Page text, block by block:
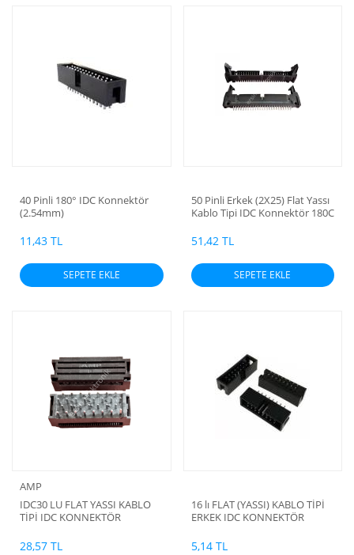
40 Pinli 180° IDC Konnektör
(2.54mm)
11,43 TL
SEPETE EKLE
50 Pinli Erkek (2X25) Flat Yassı
Kablo Tipi IDC Konnektör 180C
51,42 TL
SEPETE EKLE
AMP
IDC30 LU FLAT YASSI KABLO
TİPİ IDC KONNEKTÖR
28,57 TL
16 lı FLAT (YASSI) KABLO TİPİ
ERKEK IDC KONNEKTÖR
5,14 TL